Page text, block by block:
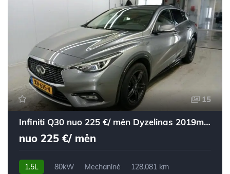
15
Infiniti Q30 nuo 225 €/ mėn Dyzelinas 2019m. Visureigis Mechaninė
nuo 225 €/ mėn
1.5L 80kW Mechaninė
128,081 km